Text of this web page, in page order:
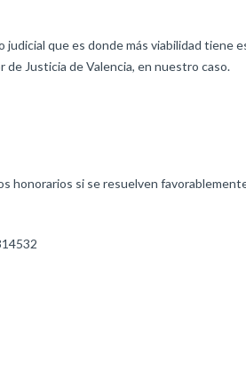
que es donde más viabilidad tiene
Justicia de Valencia, en nuestro caso.
honorarios si se resuelven